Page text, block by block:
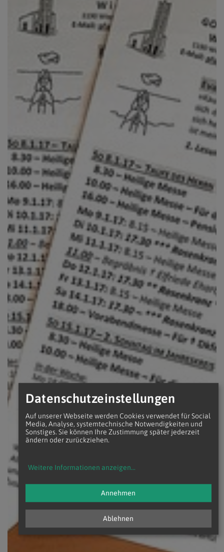
Datenschutzeinstellungen
Auf unserer Webseite werden Cookies verwendet für Social
Media, Analyse, systemtechnische Notwendigkeiten und
Sonstiges. Sie können Ihre Zustimmung später jederzeit
ändern oder zurückziehen.
Weitere Informationen anzeigen...
Ablehnen
Annehmen